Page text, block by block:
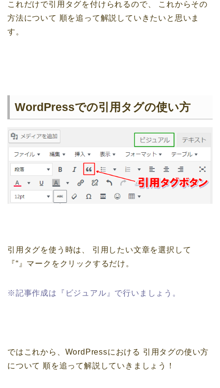
これだけで引用タグを付けられるので、
これからその
方法について 順を追って解説していきたいと思いま
す。
WordPressでの引用タグの使い方
引用タグを使う時は、
引用したい文章を選択して
『“』マークをクリックするだけ。
※記事作成は『ビジュアル』で行いましょう。
ではこれから、WordPressにおける 引用タグの使い方
について 順を追って解説していきましょう！